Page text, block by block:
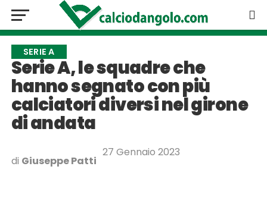
SERIE A
Serie A, le squadre che
hanno segnato con più
calciatori diversi nel girone
di andata
di Giuseppe Patti
27 Gennaio 2023